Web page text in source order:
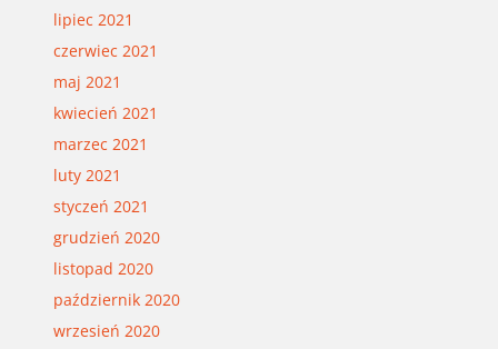
lipiec 2021
czerwiec 2021
maj 2021
kwiecień 2021
marzec 2021
luty 2021
styczeń 2021
grudzień 2020
listopad 2020
październik 2020
wrzesień 2020